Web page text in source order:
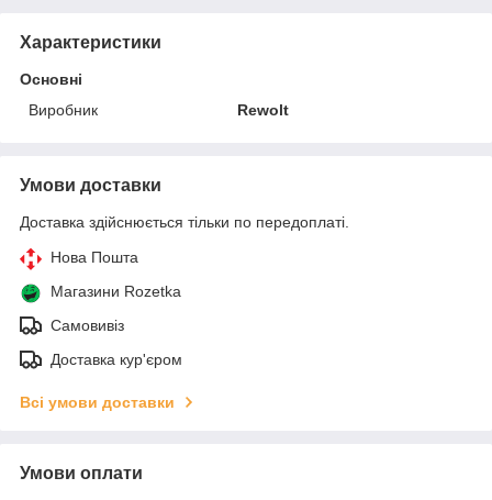
Характеристики
Основні
Виробник
Rewolt
Умови доставки
Доставка здійснюється тільки по передоплаті.
Нова Пошта
Магазини Rozetka
Самовивіз
Доставка кур'єром
Всі умови доставки
Умови оплати